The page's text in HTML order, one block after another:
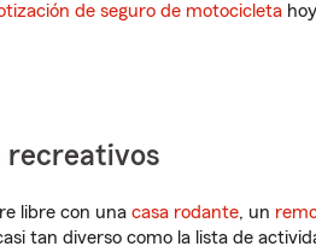
de seguro de motocicleta
recreativos
libre con una casa rodante, un
tan diverso como la lista de